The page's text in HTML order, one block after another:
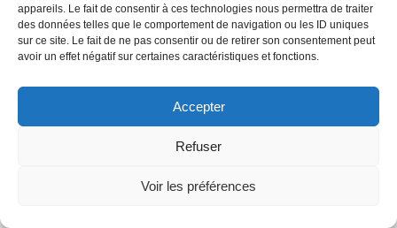
appareils. Le fait de consentir à ces technologies nous permettra de traiter
des données telles que le comportement de navigation ou les ID uniques
sur ce site. Le fait de ne pas consentir ou de retirer son consentement peut
avoir un effet négatif sur certaines caractéristiques et fonctions.
Accepter
Refuser
Voir les préférences